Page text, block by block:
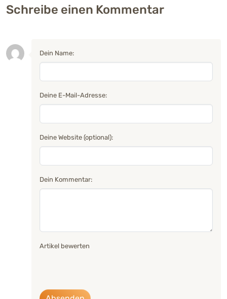
Schreibe einen Kommentar
Dein Name:
Deine E-Mail-Adresse:
Deine Website (optional):
Dein Kommentar:
Artikel bewerten